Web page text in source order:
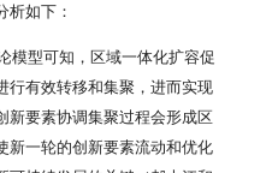
析如下：
模型可知，区域一体化扩容促
行有效转移和集聚，进而实现
新要素协调集聚过程会形成区
新一轮的创新要素流动和优化